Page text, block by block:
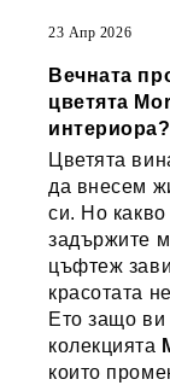
23 Апр 2026
Вечната
цветята
интериора?
Цветята
да внесем
си. Но
задържите
цъфтеж
красотата
Ето защо
колекцията
които